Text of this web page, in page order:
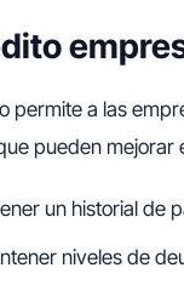
permite a las
pueden
un historial de
niveles de